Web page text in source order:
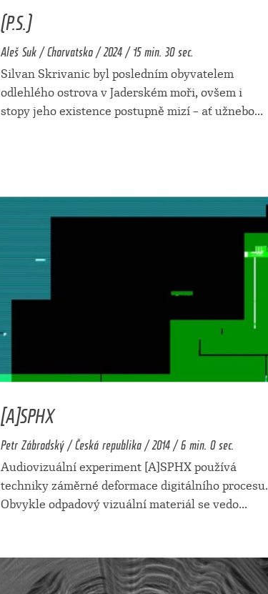
(P.S.)
Aleš Suk / Chorvatsko / 2024 / 15 min. 30 sec.
Silvan Skrivanic byl posledním obyvatelem
odlehlého ostrova v Jaderském moři, ovšem i
stopy jeho existence postupně mizí –⁠⁠⁠⁠⁠⁠ ať užnebo...
[A]SPHX
Petr Zábrodský / Česká republika / 2014 / 6 min. 0 sec.
Audiovizuální experiment [A]SPHX používá
techniky záměrné deformace digitálního procesu.
Obvykle odpadový vizuální materiál se vedo...